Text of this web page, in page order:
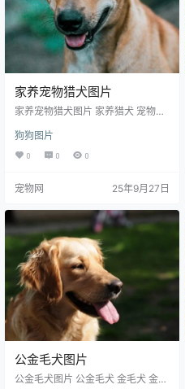
家养宠物猎犬图片
家养宠物猎犬图片 家养猎犬 宠物犬
可爱 宠物狗 小动物 动物 生物世界
摄影 图片大全 高清图片下载编号为
23041816112，图片格式为JPG文
1280x1920，3456x5184多种尺寸
片软件编辑和修改。
狗狗图片
0 0 0
宠物网 25年9月27日
公金毛犬图片
公金毛犬图片 公金毛犬 金毛犬 金毛